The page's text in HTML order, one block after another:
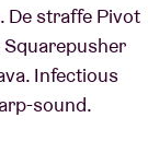
De straffe Pivot
Infectious
sound.